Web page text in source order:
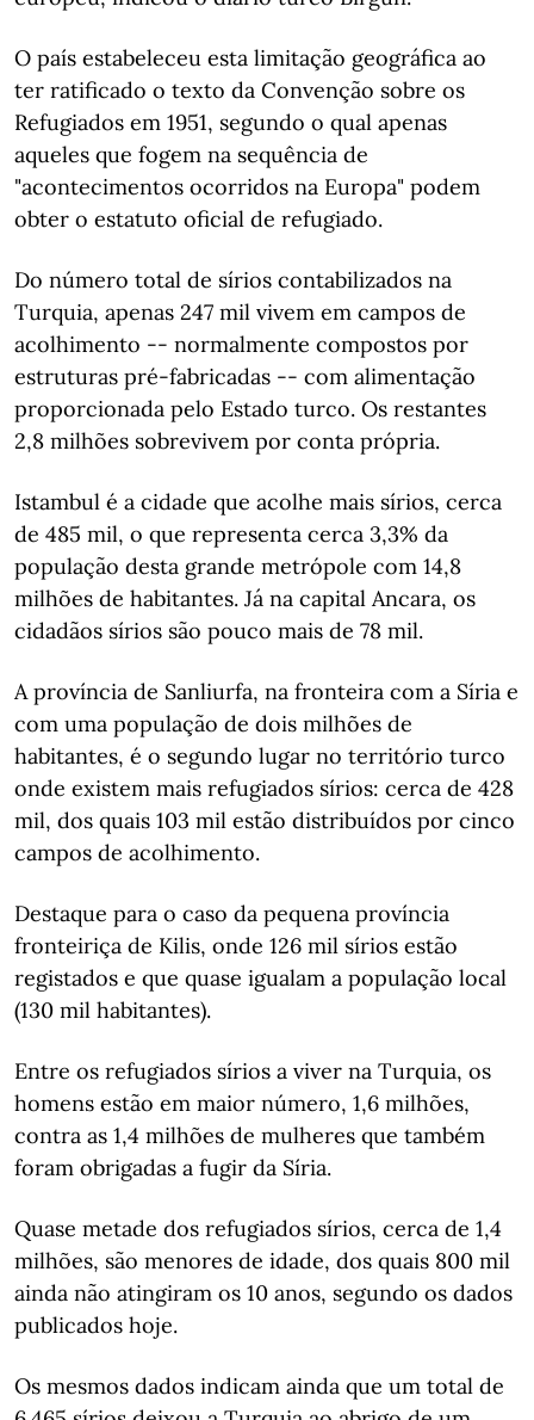
O país estabeleceu esta limitação geográfica ao
ter ratificado o texto da Convenção sobre os
Refugiados em 1951, segundo o qual apenas
aqueles que fogem na sequência de
"acontecimentos ocorridos na Europa" podem
obter o estatuto oficial de refugiado.
Do número total de sírios contabilizados na
Turquia, apenas 247 mil vivem em campos de
acolhimento -- normalmente compostos por
estruturas pré-fabricadas -- com alimentação
proporcionada pelo Estado turco. Os restantes
2,8 milhões sobrevivem por conta própria.
Istambul é a cidade que acolhe mais sírios, cerca
de 485 mil, o que representa cerca 3,3% da
população desta grande metrópole com 14,8
milhões de habitantes. Já na capital Ancara, os
cidadãos sírios são pouco mais de 78 mil.
A província de Sanliurfa, na fronteira com a Síria e
com uma população de dois milhões de
habitantes, é o segundo lugar no território turco
onde existem mais refugiados sírios: cerca de 428
mil, dos quais 103 mil estão distribuídos por cinco
campos de acolhimento.
Destaque para o caso da pequena província
fronteiriça de Kilis, onde 126 mil sírios estão
registados e que quase igualam a população local
(130 mil habitantes).
Entre os refugiados sírios a viver na Turquia, os
homens estão em maior número, 1,6 milhões,
contra as 1,4 milhões de mulheres que também
foram obrigadas a fugir da Síria.
Quase metade dos refugiados sírios, cerca de 1,4
milhões, são menores de idade, dos quais 800 mil
ainda não atingiram os 10 anos, segundo os dados
publicados hoje.
Os mesmos dados indicam ainda que um total de